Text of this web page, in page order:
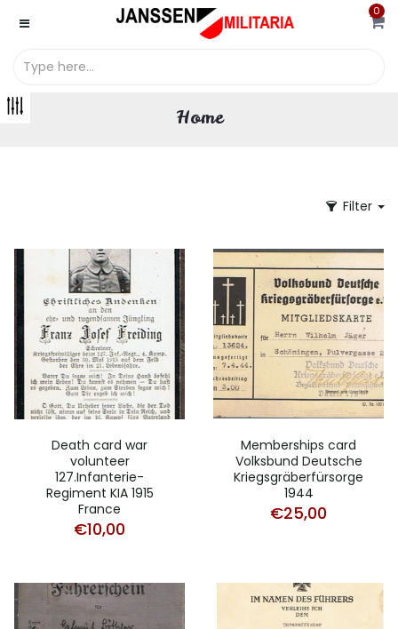
0
Home
Filter
Death card war
volunteer
127.Infanterie-
Regiment KIA 1915
France
€10,00
Memberships card
Volksbund Deutsche
Kriegsgräberfürsorge
1944
€25,00